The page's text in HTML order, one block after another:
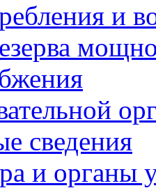
и
сведения
и органы